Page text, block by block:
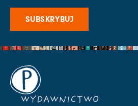
SUBSKRYBUJ
WYDAWNICTWO